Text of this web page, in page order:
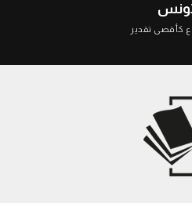
تونس
كأقصى تقدير